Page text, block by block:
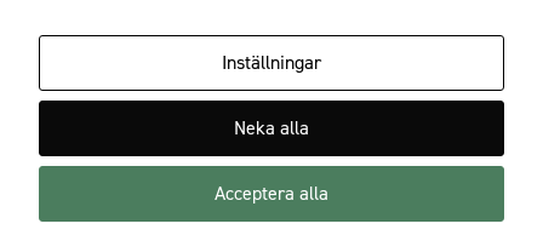
IF Göta Karlstad, Johan Banérs väg 5, 653 48 Karlstad
054-21 23 27, info@ifgota.se
Inställningar
Neka alla
Acceptera alla
över huvud
taget ska
Statistik
För att vi ska
kunna